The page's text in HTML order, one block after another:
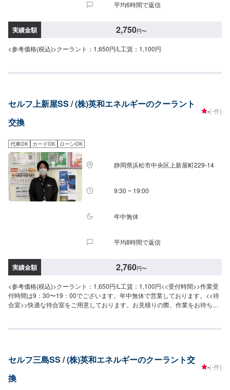
平均6時間で返信
実績金額 2,750円〜
<参考価格(税込)>クーラント：1,650円/L工賃：1,100円
セルフ上新屋SS / (株)英和エネルギーのクーラント
交換
-(-件)
代車OK カードOK ローンOK
静岡県浜松市中央区上新屋町229-14
9:30 ~ 19:00
年中無休
平均8時間で返信
実績金額 2,760円〜
<参考価格(税込)>クーラント：1,650円/L工賃：1,100円<<受付時間>>作業受
付時間は9：30〜19：00でございます。年中無休で営業しております。<<待
合室>>快適な待合室をご用意しております。お見積りの際、作業をお待ちの
セルフ三島SS / (株)英和エネルギーのクーラント交
換
-(-件)